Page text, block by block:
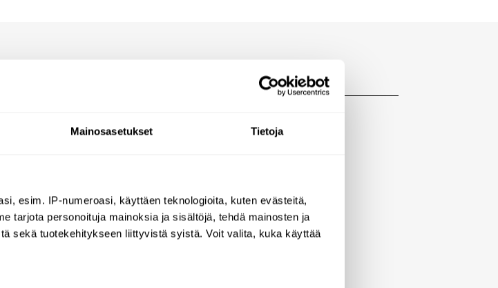
Mainosasetukset Tietoja
esim. IP-numeroasi, käyttäen teknologioita, kuten evästeitä,
tarjota personoituja mainoksia ja sisältöjä, tehdä mainosten ja
sekä tuotekehitykseen liittyvistä syistä. Voit valita, kuka käyttää